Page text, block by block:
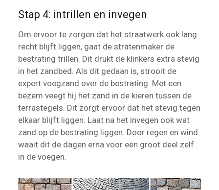
Stap 4: intrillen en invegen
Om ervoor te zorgen dat het straatwerk ook lang
recht blijft liggen, gaat de stratenmaker de
bestrating trillen. Dit drukt de klinkers extra stevig
in het zandbed. Als dit gedaan is, strooit de
expert voegzand over de bestrating. Met een
bezem veegt hij het zand in de kieren tussen de
terrastegels. Dit zorgt ervoor dat het stevig tegen
elkaar blijft liggen. Laat na het invegen ook wat
zand op de bestrating liggen. Door regen en wind
waait dit de dagen erna voor een groot deel zelf
in de voegen.